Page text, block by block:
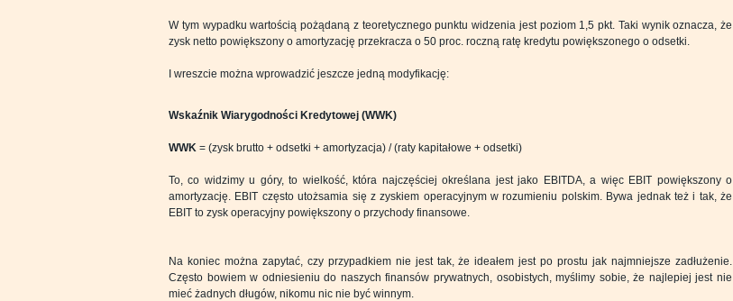
W tym wypadku wartością pożądaną z teoretycznego punktu widzenia jest poziom 1,5 pkt. Taki wynik oznacza, że
zysk netto powiększony o amortyzację przekracza o 50 proc. roczną ratę kredytu powiększonego o odsetki.
I wreszcie można wprowadzić jeszcze jedną modyfikację:
Wskaźnik Wiarygodności Kredytowej (WWK)
WWK = (zysk brutto + odsetki + amortyzacja) / (raty kapitałowe + odsetki)
To, co widzimy u góry, to wielkość, która najczęściej określana jest jako EBITDA, a więc EBIT powiększony o
amortyzację. EBIT często utożsamia się z zyskiem operacyjnym w rozumieniu polskim. Bywa jednak też i tak, że
EBIT to zysk operacyjny powiększony o przychody finansowe.
Na koniec można zapytać, czy przypadkiem nie jest tak, że ideałem jest po prostu jak najmniejsze zadłużenie.
Często bowiem w odniesieniu do naszych finansów prywatnych, osobistych, myślimy sobie, że najlepiej jest nie
mieć żadnych długów, nikomu nic nie być winnym.